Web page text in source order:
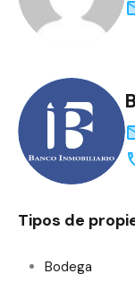
Tipos de
Bodega